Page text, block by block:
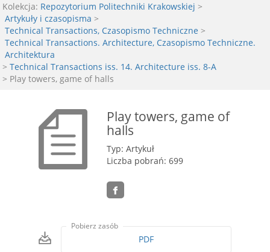
Kolekcja: Repozytorium Politechniki Krakowskiej >
Artykuły i czasopisma >
Technical Transactions, Czasopismo Techniczne >
Technical Transactions. Architecture, Czasopismo Techniczne.
Architektura
> Technical Transactions iss. 14. Architecture iss. 8-A
> Play towers, game of halls
Play towers, game of
halls
Typ: Artykuł
Liczba pobrań: 699
Pobierz zasób
PDF